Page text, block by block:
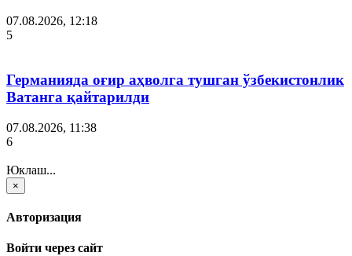
07.08.2026, 12:18
5
Германияда оғир аҳволга тушган ўзбекистонлик
Ватанга қайтарилди
07.08.2026, 11:38
6
Юклаш...
×
Авторизация
Войти через сайт